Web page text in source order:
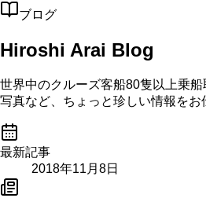
ブログ
Hiroshi Arai Blog
世界中のクルーズ客船80隻以上乗
写真など、ちょっと珍しい情報をお
最新記事
2018年11月8日